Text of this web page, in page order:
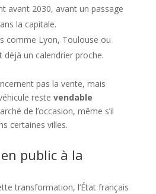
avant 2030, avant un passage
la capitale.
comme Lyon, Toulouse ou
déjà un calendrier proche.
pas la vente, mais
reste vendable
de l’occasion, même s’il
certaines villes.
public à la
transformation, l’État français